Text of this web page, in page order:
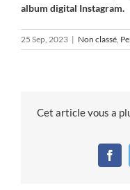
album digital Instagram.
25 Sep, 2023 | Non classé
Cet article vous a